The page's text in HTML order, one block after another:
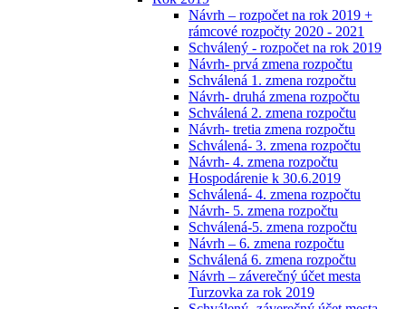
Návrh – rozpočet na rok 2019 +
rámcové rozpočty 2020 - 2021
Schválený - rozpočet na rok 2019
Návrh- prvá zmena rozpočtu
Schválená 1. zmena rozpočtu
Návrh- druhá zmena rozpočtu
Schválená 2. zmena rozpočtu
Návrh- tretia zmena rozpočtu
Schválená- 3. zmena rozpočtu
Návrh- 4. zmena rozpočtu
Hospodárenie k 30.6.2019
Schválená- 4. zmena rozpočtu
Návrh- 5. zmena rozpočtu
Schválená-5. zmena rozpočtu
Návrh – 6. zmena rozpočtu
Schválená 6. zmena rozpočtu
Návrh – záverečný účet mesta
Turzovka za rok 2019